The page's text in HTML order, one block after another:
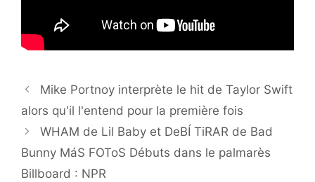
Mike Portnoy interprète le hit de Taylor Swift
alors qu'il l'entend pour la première fois
WHAM de Lil Baby et DeBÍ TiRAR de Bad
Bunny MáS FOToS Débuts dans le palmarès
Billboard : NPR